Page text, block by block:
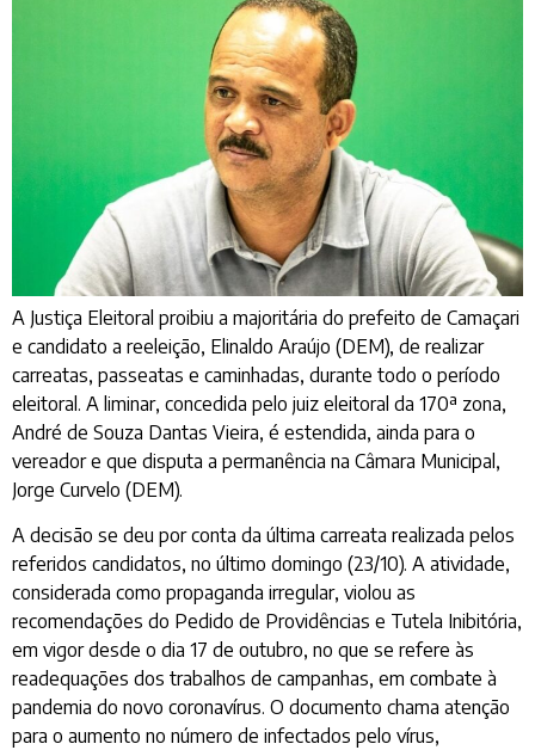
A Justiça Eleitoral proibiu a majoritária do prefeito de Camaçari
e candidato a reeleição, Elinaldo Araújo (DEM), de realizar
carreatas, passeatas e caminhadas, durante todo o período
eleitoral. A liminar, concedida pelo juiz eleitoral da 170ª zona,
André de Souza Dantas Vieira, é estendida, ainda para o
vereador e que disputa a permanência na Câmara Municipal,
Jorge Curvelo (DEM).
A decisão se deu por conta da última carreata realizada pelos
referidos candidatos, no último domingo (23/10). A atividade,
considerada como propaganda irregular, violou as
recomendações do Pedido de Providências e Tutela Inibitória,
em vigor desde o dia 17 de outubro, no que se refere às
readequações dos trabalhos de campanhas, em combate à
pandemia do novo coronavírus. O documento chama atenção
para o aumento no número de infectados pelo vírus,